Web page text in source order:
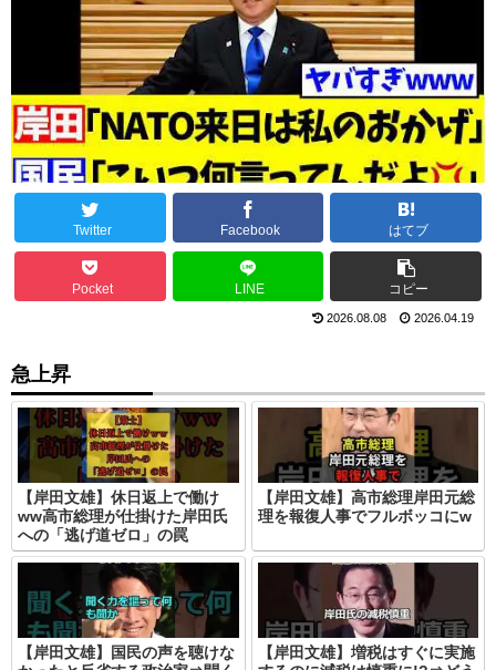
Twitter Facebook はてブ
Pocket LINE コピー
2026.08.08 2026.04.19
急上昇
【岸田文雄】休日返上で働け
ww高市総理が仕掛けた岸田氏
への「逃げ道ゼロ」の罠
【岸田文雄】高市総理岸田元総
理を報復人事でフルボッコにw
【岸田文雄】国民の声を聴けな
【岸田文雄】増税はすぐに実施